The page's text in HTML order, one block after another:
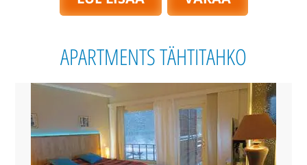
APARTMENTS TÄHTITAHKO